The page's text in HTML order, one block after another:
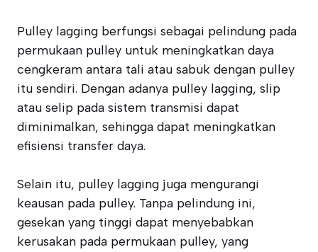
Pulley lagging berfungsi sebagai pelindung pada
permukaan pulley untuk meningkatkan daya
cengkeram antara tali atau sabuk dengan pulley
itu sendiri. Dengan adanya pulley lagging, slip
atau selip pada sistem transmisi dapat
diminimalkan, sehingga dapat meningkatkan
efisiensi transfer daya.
Selain itu, pulley lagging juga mengurangi
keausan pada pulley. Tanpa pelindung ini,
gesekan yang tinggi dapat menyebabkan
kerusakan pada permukaan pulley, yang